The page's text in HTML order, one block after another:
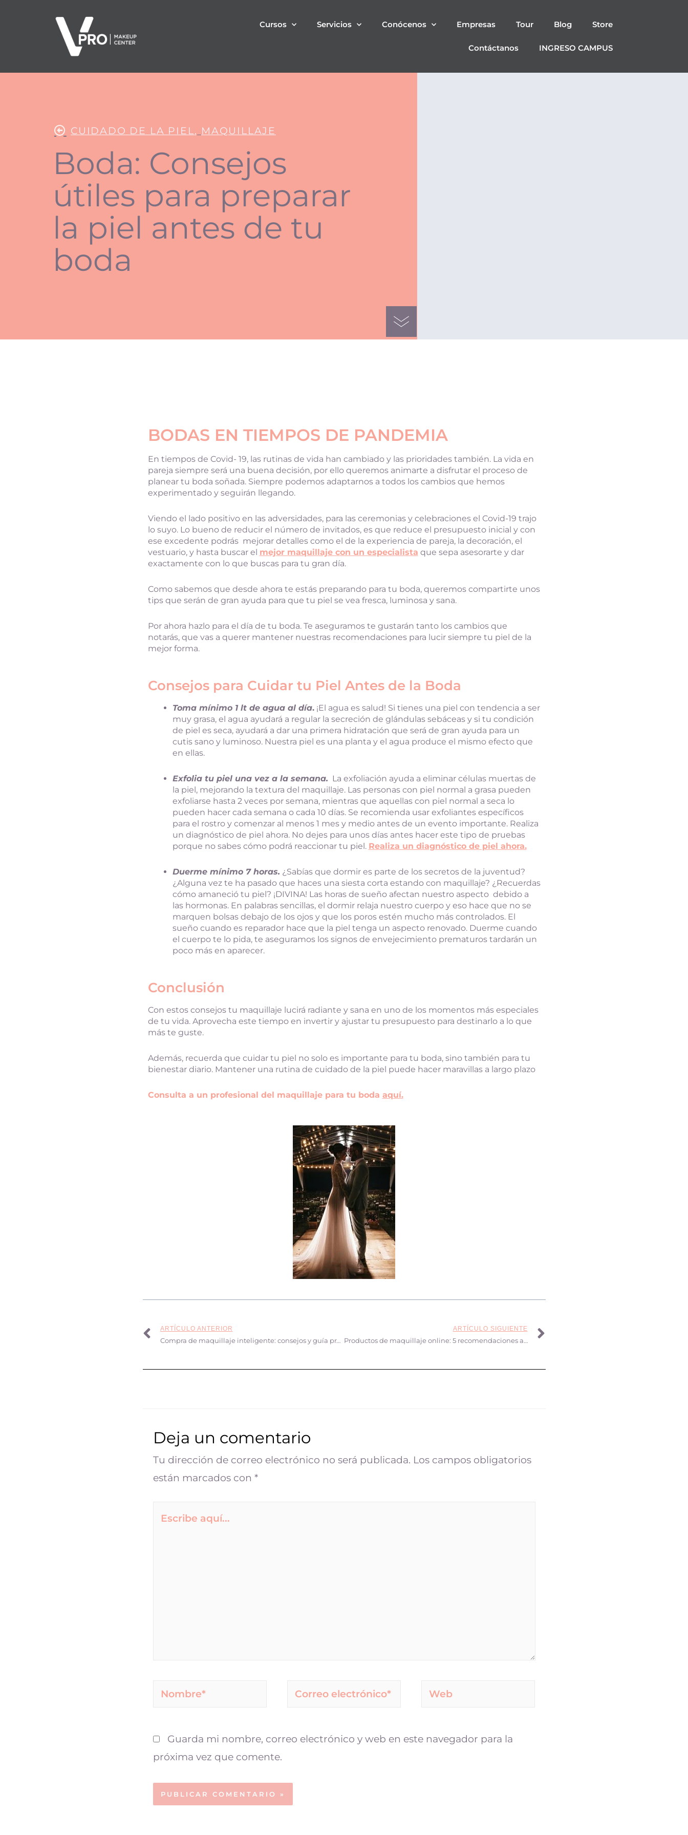
Cursos Servicios Conócenos Empresas Tour Blog Store
Contáctanos INGRESO CAMPUS
CUIDADO DE LA PIEL, MAQUILLAJE
Boda: Consejos
útiles para preparar
la piel antes de tu
boda
BODAS EN TIEMPOS DE PANDEMIA
En tiempos de Covid- 19, las rutinas de vida han cambiado y las prioridades también. La vida en
pareja siempre será una buena decisión, por ello queremos animarte a disfrutar el proceso de
planear tu boda soñada. Siempre podemos adaptarnos a todos los cambios que hemos
experimentado y seguirán llegando.
Viendo el lado positivo en las adversidades, para las ceremonias y celebraciones el Covid-19 trajo
lo suyo. Lo bueno de reducir el número de invitados, es que reduce el presupuesto inicial y con
ese excedente podrás mejorar detalles como el de la experiencia de pareja, la decoración, el
vestuario, y hasta buscar el mejor maquillaje con un especialista que sepa asesorarte y dar
exactamente con lo que buscas para tu gran día.
Como sabemos que desde ahora te estás preparando para tu boda, queremos compartirte unos
tips que serán de gran ayuda para que tu piel se vea fresca, luminosa y sana.
Por ahora hazlo para el día de tu boda. Te aseguramos te gustarán tanto los cambios que
notarás, que vas a querer mantener nuestras recomendaciones para lucir siempre tu piel de la
mejor forma.
Consejos para Cuidar tu Piel Antes de la Boda
Toma mínimo 1 lt de agua al día.¡El agua es salud! Si tienes una piel con tendencia a ser
muy grasa, el agua ayudará a regular la secreción de glándulas sebáceas y si tu condición
de piel es seca, ayudará a dar una primera hidratación que será de gran ayuda para un
cutis sano y luminoso. Nuestra piel es una planta y el agua produce el mismo efecto que
en ellas.
Exfolia tu piel una vez a la semana. La exfoliación ayuda a eliminar células muertas de
la piel, mejorando la textura del maquillaje. Las personas con piel normal a grasa pueden
exfoliarse hasta 2 veces por semana, mientras que aquellas con piel normal a seca lo
pueden hacer cada semana o cada 10 días. Se recomienda usar exfoliantes específicos
para el rostro y comenzar al menos 1 mes y medio antes de un evento importante. Realiza
un diagnóstico de piel ahora. No dejes para unos días antes hacer este tipo de pruebas
porque no sabes cómo podrá reaccionar tu piel. Realiza un diagnóstico de piel ahora.
Duerme mínimo 7 horas. ¿Sabías que dormir es parte de los secretos de la juventud?
¿Alguna vez te ha pasado que haces una siesta corta estando con maquillaje? ¿Recuerdas
cómo amaneció tu piel? ¡DIVINA! Las horas de sueño afectan nuestro aspecto debido a
las hormonas. En palabras sencillas, el dormir relaja nuestro cuerpo y eso hace que no se
marquen bolsas debajo de los ojos y que los poros estén mucho más controlados. El
sueño cuando es reparador hace que la piel tenga un aspecto renovado. Duerme cuando
el cuerpo te lo pida, te aseguramos los signos de envejecimiento prematuros tardarán un
poco más en aparecer.
Conclusión
Con estos consejos tu maquillaje lucirá radiante y sana en uno de los momentos más especiales
de tu vida. Aprovecha este tiempo en invertir y ajustar tu presupuesto para destinarlo a lo que
más te guste.
Además, recuerda que cuidar tu piel no solo es importante para tu boda, sino también para tu
bienestar diario. Mantener una rutina de cuidado de la piel puede hacer maravillas a largo plazo
Consulta a un profesional del maquillaje para tu boda aquí.
ARTÍCULO ANTERIOR
Compra de maquillaje inteligente: consejos y guía práctica
ARTÍCULO SIGUIENTE
Productos de maquillaje online: 5 recomendaciones al comprar
Deja un comentario
Tu dirección de correo electrónico no será publicada. Los campos obligatorios
están marcados con *
Guarda mi nombre, correo electrónico y web en este navegador para la
próxima vez que comente.